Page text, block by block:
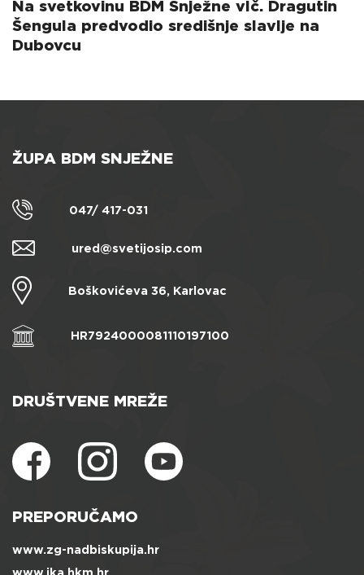
Na svetkovinu BDM Snježne vlč. Dragutin
Šengula predvodio središnje slavlje na
Dubovcu
ŽUPA BDM SNJEŽNE
047/ 417-031
ured@svetijosip.com
Boškovićeva 36, Karlovac
HR7924000081110197100
DRUŠTVENE MREŽE
PREPORUČAMO
www.zg-nadbiskupija.hr